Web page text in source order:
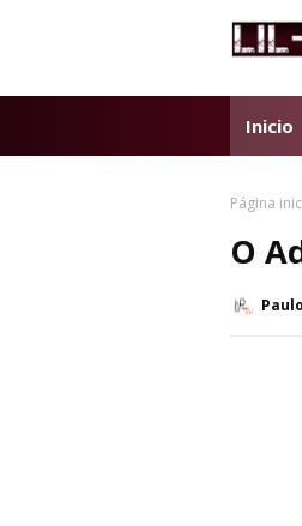
Inicio
Página
O